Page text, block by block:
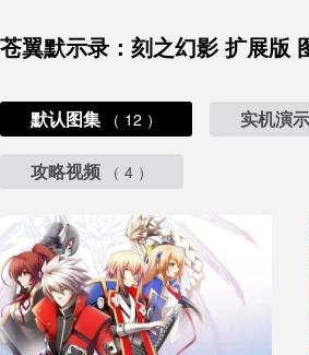
苍翼默示录：刻之幻影 扩展版
默认图集 （ 12 ） 实机演示
攻略视频 （ 4 ）